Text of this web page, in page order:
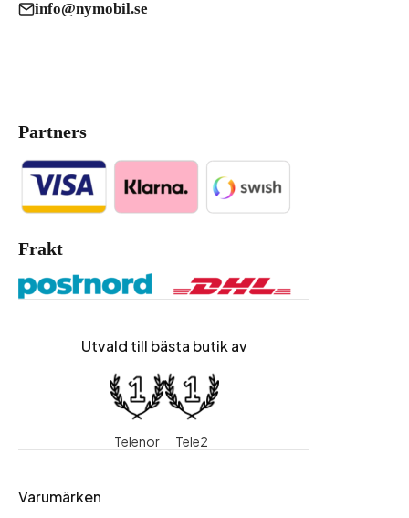
info@nymobil.se
Partners
Frakt
Utvald till bästa butik av
Telenor Tele2
Varumärken